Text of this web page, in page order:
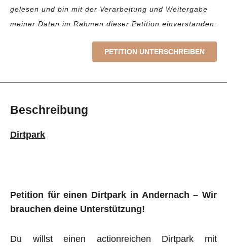
Beschreibung
Dirtpark
Petition für einen Dirtpark in Andernach – Wir
brauchen deine Unterstützung!
Du willst einen actionreichen Dirtpark mit
gelesen und bin mit der Verarbeitung und Weitergabe
meiner Daten im Rahmen dieser Petition einverstanden.
PETITION UNTERSCHREIBEN